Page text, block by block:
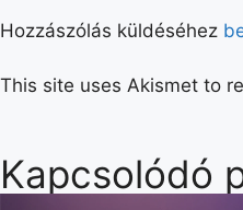
Hozzászólás küldéséhez
This site uses Akismet to
Kapcsolódó